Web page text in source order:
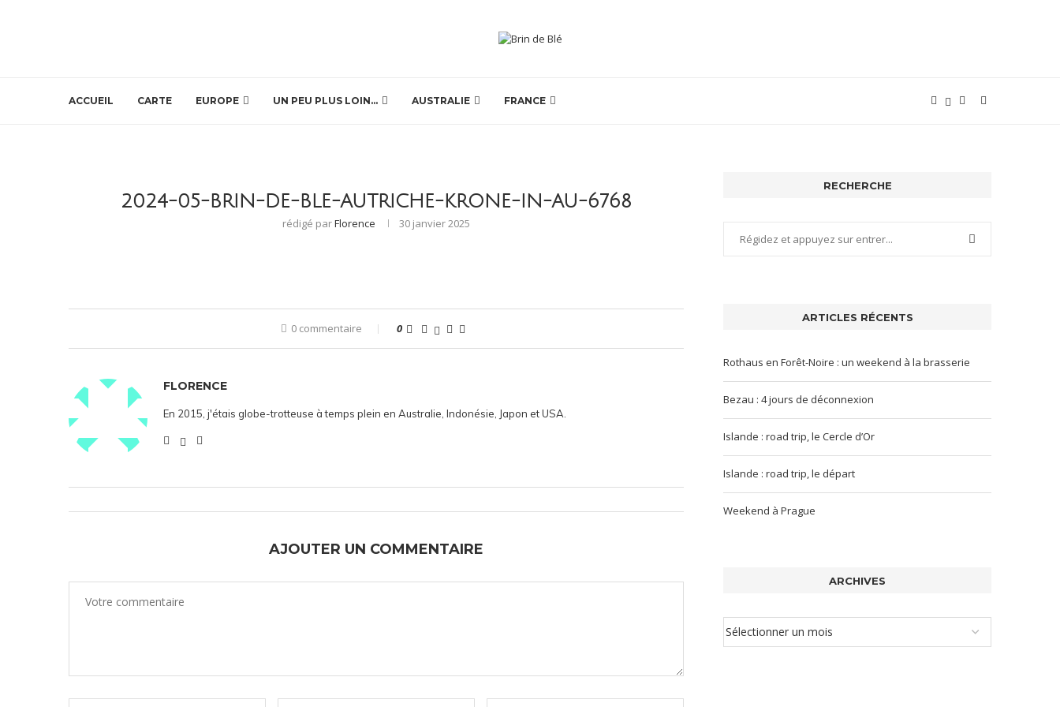
ACCUEIL CARTE EUROPE UN PEU PLUS LOIN… AUSTRALIE FRANCE
2024-05-BRIN-DE-BLE-AUTRICHE-KRONE-IN-AU-6768
rédigé parFlorence 30 janvier 2025
0 commentaire 0
FLORENCE
En 2015, j'étais globe-trotteuse à temps plein en Australie, Indonésie, Japon et USA.
AJOUTER UN COMMENTAIRE
RECHERCHE
ARTICLES RÉCENTS
Rothaus en Forêt-Noire : un weekend à la brasserie
Bezau : 4 jours de déconnexion
Islande : road trip, le Cercle d’Or
Islande : road trip, le départ
Weekend à Prague
ARCHIVES